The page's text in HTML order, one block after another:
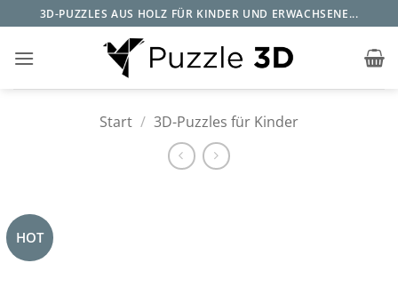
Inhalt
springen
3D-PUZZLES AUS HOLZ FÜR KINDER UND ERWACHSENE...
Start / 3D-Puzzles für Kinder
HOT